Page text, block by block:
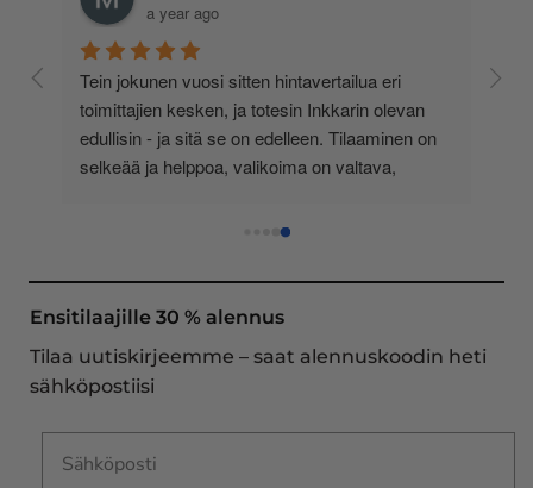
a year ago
Tein jokunen vuosi sitten hintavertailua eri
toimittajien kesken, ja totesin Inkkarin olevan
edullisin - ja sitä se on edelleen. Tilaaminen on
selkeää ja helppoa, valikoima on valtava,
asiakaspalvelu todella ripeää (s-postin kautta) ja
oli noudettavissa postin lokerosta tänään!! En
näe mitään syytä vaihtaa toimittajaa. Kaikki on
ollut mitään moitittavaa! Lämmin suositus!
Ensitilaajille 30 % alennus
Tilaa uutiskirjeemme – saat alennuskoodin heti
sähköpostiisi